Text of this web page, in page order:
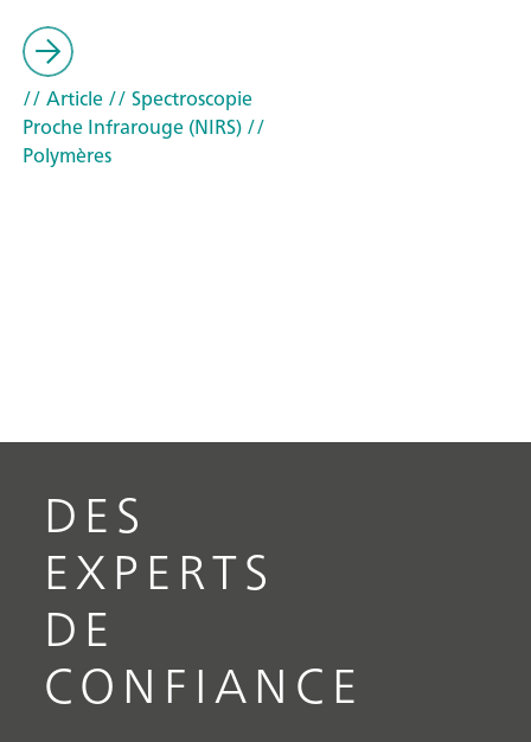
// Article// Spectroscopie
Proche Infrarouge (NIRS)//
Polymères
DES
EXPERTS
DE
CONFIANCE